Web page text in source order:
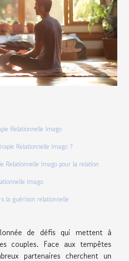
Relationnelle Imago
Relationnelle Imago ?
Relationnelle Imago pour la relation
Imago
la guérison relationnelle
de défis qui mettent à
couples. Face aux tempêtes
partenaires cherchent un